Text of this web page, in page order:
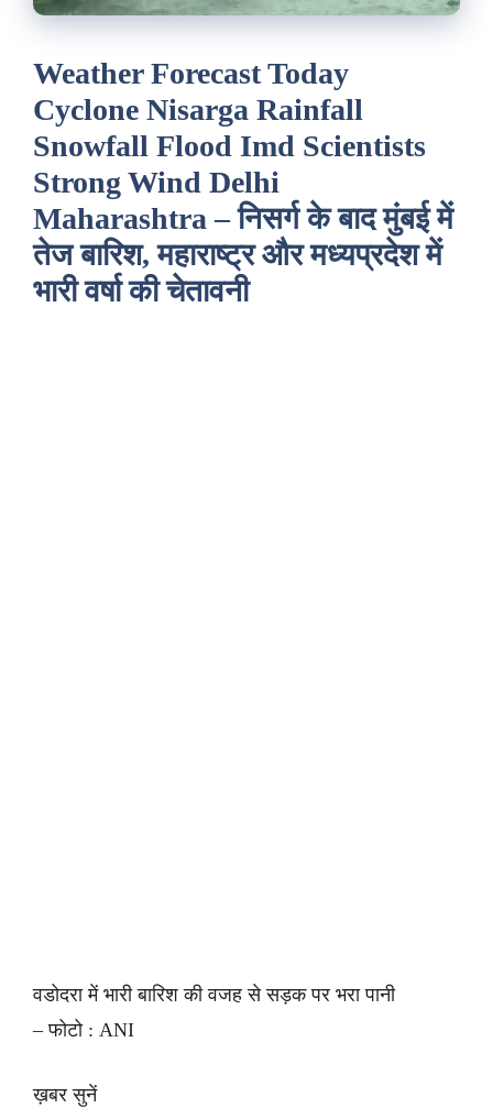
Weather Forecast Today
Cyclone Nisarga Rainfall
Snowfall Flood Imd Scientists
Strong Wind Delhi
Maharashtra – निसर्ग के बाद मुंबई में
तेज बारिश, महाराष्ट्र और मध्यप्रदेश में
भारी वर्षा की चेतावनी
वडोदरा में भारी बारिश की वजह से सड़क पर भरा पानी
– फोटो : ANI
ख़बर सुनें